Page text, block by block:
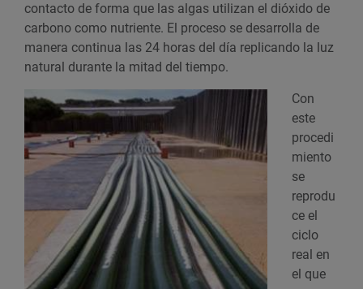
contacto de forma que las algas utilizan el dióxido de
carbono como nutriente. El proceso se desarrolla de
manera continua las 24 horas del día replicando la luz
natural durante la mitad del tiempo.
Con
este
procedi
miento
se
reprodu
ce el
ciclo
real en
el que